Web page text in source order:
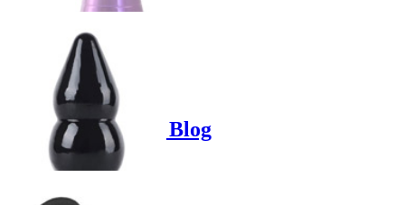
Product options
Poppers-Shop.de Blog